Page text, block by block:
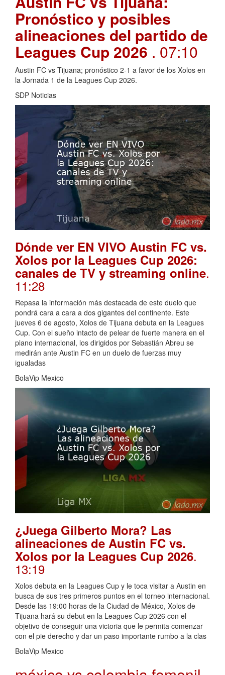
Pronóstico y posibles
alineaciones del partido de
Leagues Cup 2026 . 07:10
Austin FC vs Tijuana; pronóstico 2-1 a favor de los Xolos en
la Jornada 1 de la Leagues Cup 2026.
SDP Noticias
Dónde ver EN VIVO Austin FC vs.
Xolos por la Leagues Cup 2026:
canales de TV y streaming online.
11:28
Repasa la información más destacada de este duelo que
pondrá cara a cara a dos gigantes del continente. Este
jueves 6 de agosto, Xolos de Tijuana debuta en la Leagues
Cup. Con el sueño intacto de pelear de fuerte manera en el
plano internacional, los dirigidos por Sebastián Abreu se
medirán ante Austin FC en un duelo de fuerzas muy
igualadas
BolaVip Mexico
¿Juega Gilberto Mora? Las
alineaciones de Austin FC vs.
Xolos por la Leagues Cup 2026.
13:19
Xolos debuta en la Leagues Cup y le toca visitar a Austin en
busca de sus tres primeros puntos en el torneo internacional.
Desde las 19:00 horas de la Ciudad de México, Xolos de
Tijuana hará su debut en la Leagues Cup 2026 con el
objetivo de conseguir una victoria que le permita comenzar
con el pie derecho y dar un paso importante rumbo a la clas
BolaVip Mexico